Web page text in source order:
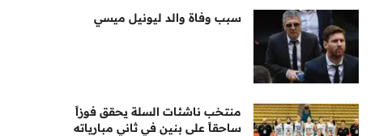
سبب وفاة والد ليونيل ميسي
منتخب ناشئات السلة يحقق فوزاً
ساحقاً على بنين في ثاني مبارياته